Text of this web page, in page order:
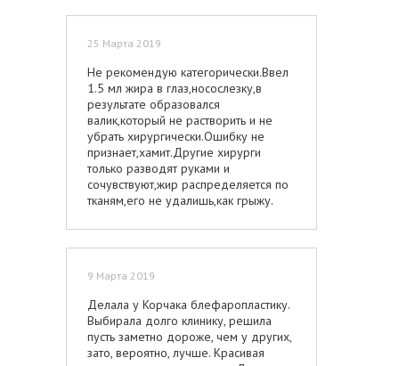
От всей души я хочу поблагодарить
Самира Хассановича за
и такое внимательное отношение к
своим пациентам. Я из Москвы, и мне
никаких трудов не составляло
приезжать на все осмотры врача.
Спасибо, что делаете нас красивыми,
счастливыми и уверенными в себе!
25 Марта 2019
Не рекомендую категорически.Ввел
1.5 мл жира в глаз,носослезку,в
результате образовался
валик,который не растворить и не
убрать хирургически.Ошибку не
признает,хамит.Другие хирурги
только разводят руками и
сочувствуют,жир распределяется по
тканям,его не удалишь,как грыжу.
9 Марта 2019
Делала у Корчака блефаропластику.
Выбирала долго клинику, решила
пусть заметно дороже, чем у других,
зато, вероятно, лучше. Красивая